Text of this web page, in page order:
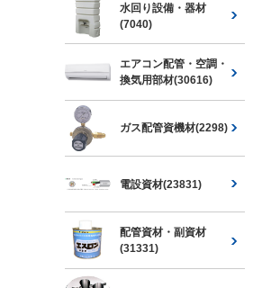
水回り設備・器材
(7040)
エアコン配管・空調・
換気用部材(30616)
ガス配管資機材(2298)
電設資材(23831)
配管資材・副資材
(31331)